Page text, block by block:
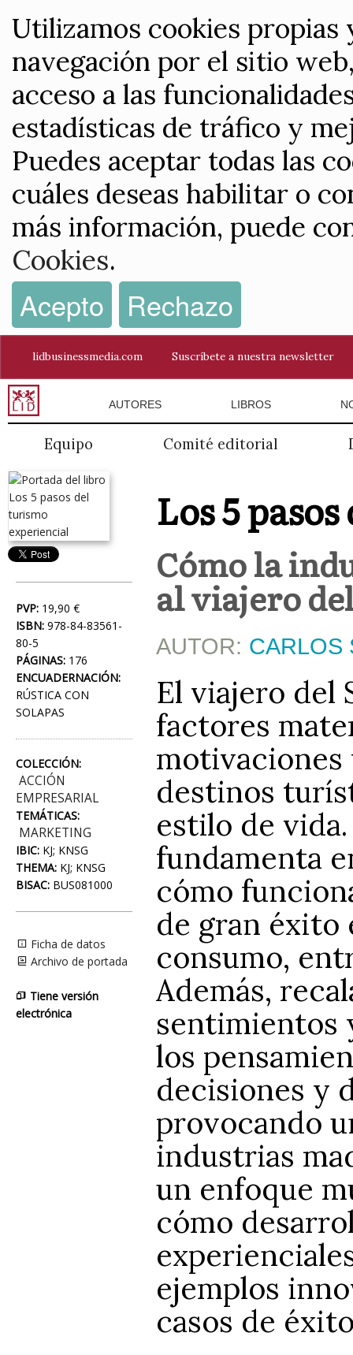
Utilizamos cookies
navegación por el sitio
acceso a las
estadísticas de tráfico y
Puedes aceptar todas las
cuáles deseas habilitar o
más información, puede
Cookies.
Acepto Rechazo
lidbusinessmedia.com Suscríbete a nuestra newsletter
AUTORES LIBROS
Equipo Comité editorial
PVP: 19,90 €
ISBN: 978-84-83561-
80-5
PÁGINAS: 176
ENCUADERNACIÓN:
RÚSTICA CON
SOLAPAS
COLECCIÓN:
ACCIÓN
EMPRESARIAL
TEMÁTICAS:
MARKETING
IBIC: KJ; KNSG
THEMA: KJ; KNSG
BISAC: BUS081000
Ficha de datos
Archivo de portada
Tiene versión
electrónica
Los 5
Cómo la
al viajero
AUTOR: CARLOS
El viajero del
factores
motivaciones
destinos
estilo de
fundamenta
cómo
de gran éxito
consumo,
Además,
sentimientos
los
decisiones y
provocando
industrias
un enfoque
cómo
ejemplos
casos de